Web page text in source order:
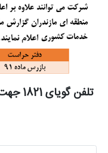
تلفن